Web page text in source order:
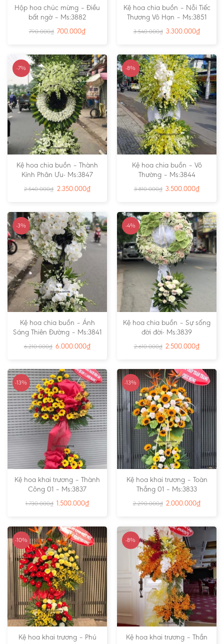
Hộp hoa chúc mừng – Điều
bất ngờ – Ms:3882
790.000₫ 700.000₫
Kệ hoa chia buồn – Nỗi Tiếc
Thương Vô Hạn – Ms:3851
3.540.000₫ 3.300.000₫
-7%
Kệ hoa chia buồn – Thành
Kính Phân Ưu- Ms:3847
2.540.000₫ 2.350.000₫
-8%
Kệ hoa chia buồn – Vô
Thường – Ms:3844
3.810.000₫ 3.500.000₫
-3%
Kệ hoa chia buồn – Ánh
Sáng Thiên Đường – Ms:3841
6.210.000₫ 6.000.000₫
-4%
Kệ hoa chia buồn – Sự sống
đời đời- Ms:3839
2.610.000₫ 2.500.000₫
-13%
Kệ hoa khai trương – Thành
Công 01 – Ms:3837
1.730.000₫ 1.500.000₫
-13%
Kệ hoa khai trương – Toàn
Thắng 01 – Ms:3833
2.290.000₫ 2.000.000₫
-10%
Kệ hoa khai trương – Phú
-8%
Kệ hoa khai trương – Thần